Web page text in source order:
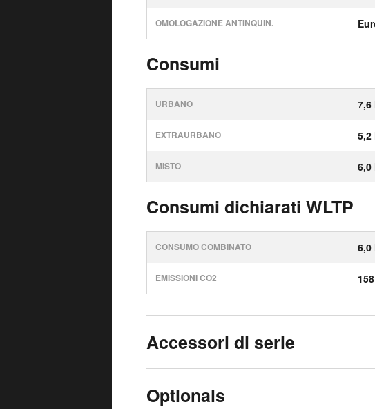
OMOLOGAZIONE ANTINQUIN.
Consumi
URBANO 7,6
EXTRAURBANO 5,2
MISTO 6,0
Consumi dichiarati WLTP
CONSUMO COMBINATO 6,0
EMISSIONI CO2
Accessori di serie
Optionals